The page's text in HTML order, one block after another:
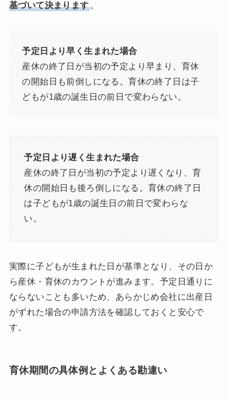
基づいて決まります。
予定日より早く生まれた場合
産休の終了日が当初の予定より早まり、育休
の開始日も前倒しになる。育休の終了日は子
どもが1歳の誕生日の前日で変わらない。
予定日より遅く生まれた場合
産休の終了日が当初の予定より遅くなり、育
休の開始日も後ろ倒しになる。育休の終了日
は子どもが1歳の誕生日の前日で変わらな
い。
実際に子どもが生まれた日が基準となり、その日か
ら産休・育休のカウントが進みます。予定日通りに
ならないことも多いため、あらかじめ会社に出産日
がずれた場合の申請方法を確認しておくと安心で
す。
育休期間の具体例とよくある勘違い